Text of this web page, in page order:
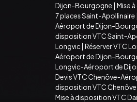
Dijon-Bourgogne | Mise
7 places Saint-Apollinaire |
Aéroport de Dijon-
disposition VTC Saint-
Longvic| Réserver VTC
Aéroport de Dijon-
Longvic-Aéroport de
Devis VTC Chenôve-
disposition VTC
Mise à disposition VTC